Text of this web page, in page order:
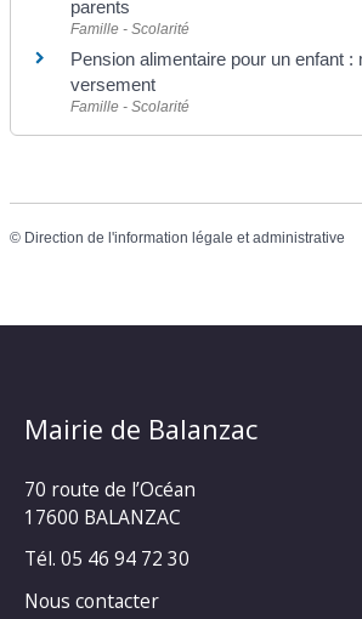
parents
Famille - Scolarité
Pension alimentaire pour un enfant :
versement
Famille - Scolarité
© Direction de l'information légale et administrative
Mairie de Balanzac
70 route de l’Océan
17600 BALANZAC
Tél. 05 46 94 72 30
Nous contacter